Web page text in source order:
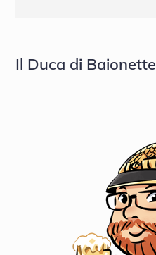
Il Duca di Baionette